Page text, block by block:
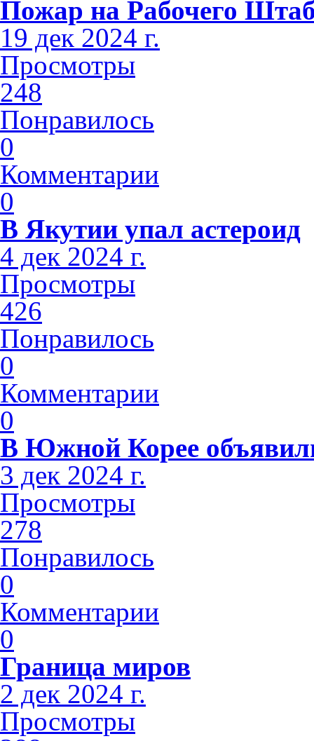
Пожар на Рабочего
19 дек 2024 г.
Просмотры
248
Понравилось
0
Комментарии
0
В Якутии упал астероид
4 дек 2024 г.
Просмотры
426
Понравилось
0
Комментарии
0
В Южной Корее
3 дек 2024 г.
Просмотры
278
Понравилось
0
Комментарии
0
Граница миров
2 дек 2024 г.
Просмотры